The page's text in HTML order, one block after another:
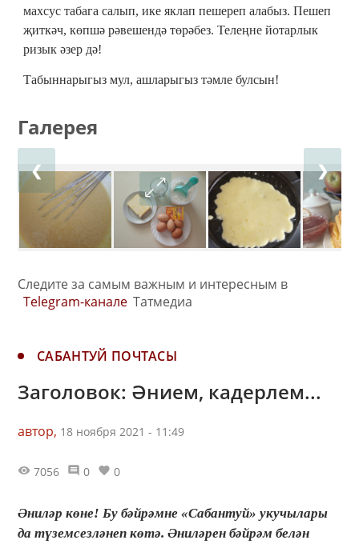
махсус табага салып, ике яклап пешереп алабыз. Пешеп
җиткәч, көпшә рәвешендә төрәбез. Телеңне йотарлык
ризык әзер дә!
Табыннарыгыз мул, ашларыгыз тәмле булсын!
Галерея
❮ ❯
Следите за самым важным и интересным в
Telegram-канале Татмедиа
САБАНТУЙ ПОЧТАСЫ
Заголовок: Әнием, кадерлем...
автор, 18 ноября 2021 - 11:49
7056 0 0
Әниләр көне! Бу бәйрәмне «Сабантуй» укучылары
да түземсезләнеп көтә. Әниләрен бәйрәм белән